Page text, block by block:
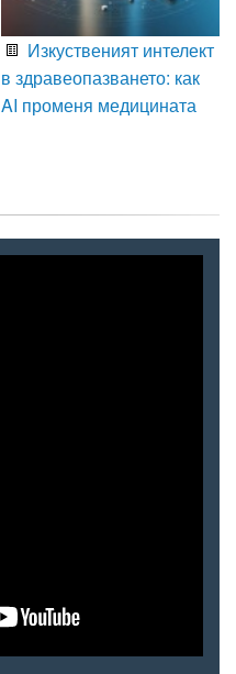
Изкуственият интелект
в здравеопазването: как
AI променя медицината